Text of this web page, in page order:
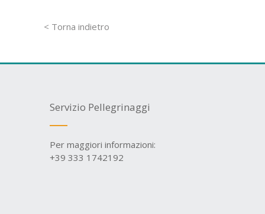
< Torna indietro
Servizio Pellegrinaggi
Per maggiori informazioni:
+39 333 1742192